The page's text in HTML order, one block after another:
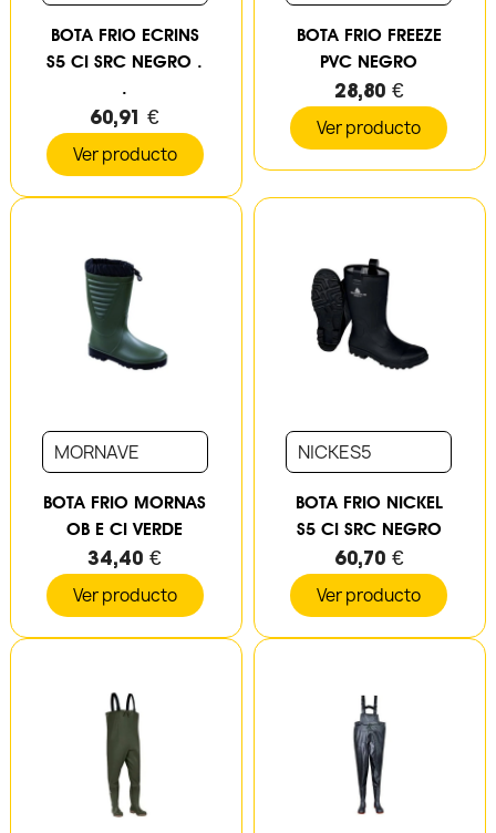
BOTA FRIO ECRINS
S5 CI SRC NEGRO .
.
60,91 €
Ver producto
BOTA FRIO FREEZE
PVC NEGRO
28,80 €
Ver producto
MORNAVE
BOTA FRIO MORNAS
OB E CI VERDE
34,40 €
Ver producto
NICKES5
BOTA FRIO NICKEL
S5 CI SRC NEGRO
60,70 €
Ver producto